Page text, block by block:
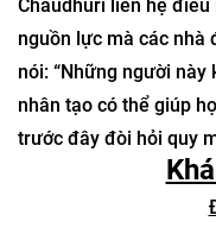
Chaudhuri liên hệ
nguồn lực mà các nhà
nói: “Những người này
nhân tạo có thể giúp
trước đây đòi hỏi quy